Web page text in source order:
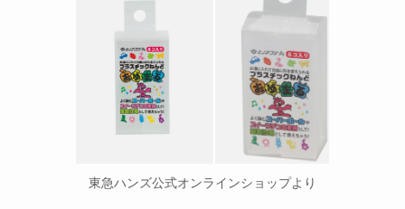
東急ハンズ公式オンラインショップより